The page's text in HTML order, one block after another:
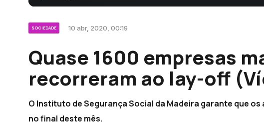
SOCIEDADE 10 abr, 2020, 00:19
Quase 1600 empresas
recorreram ao lay-off
O Instituto de Segurança Social da Madeira garante que
no final deste mês.